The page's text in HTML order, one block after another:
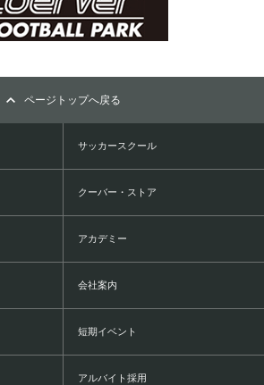
ページトップへ戻る
サッカースクール
クーバー・ストア
アカデミー
会社案内
短期イベント
アルバイト採用